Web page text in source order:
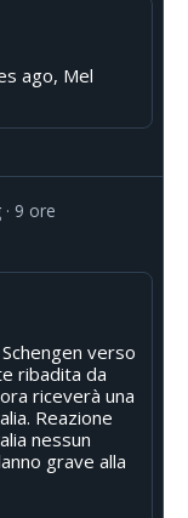
ago, Mel
9 ore
verso
ribadita da
riceverà una
Reazione
nessun
grave alla